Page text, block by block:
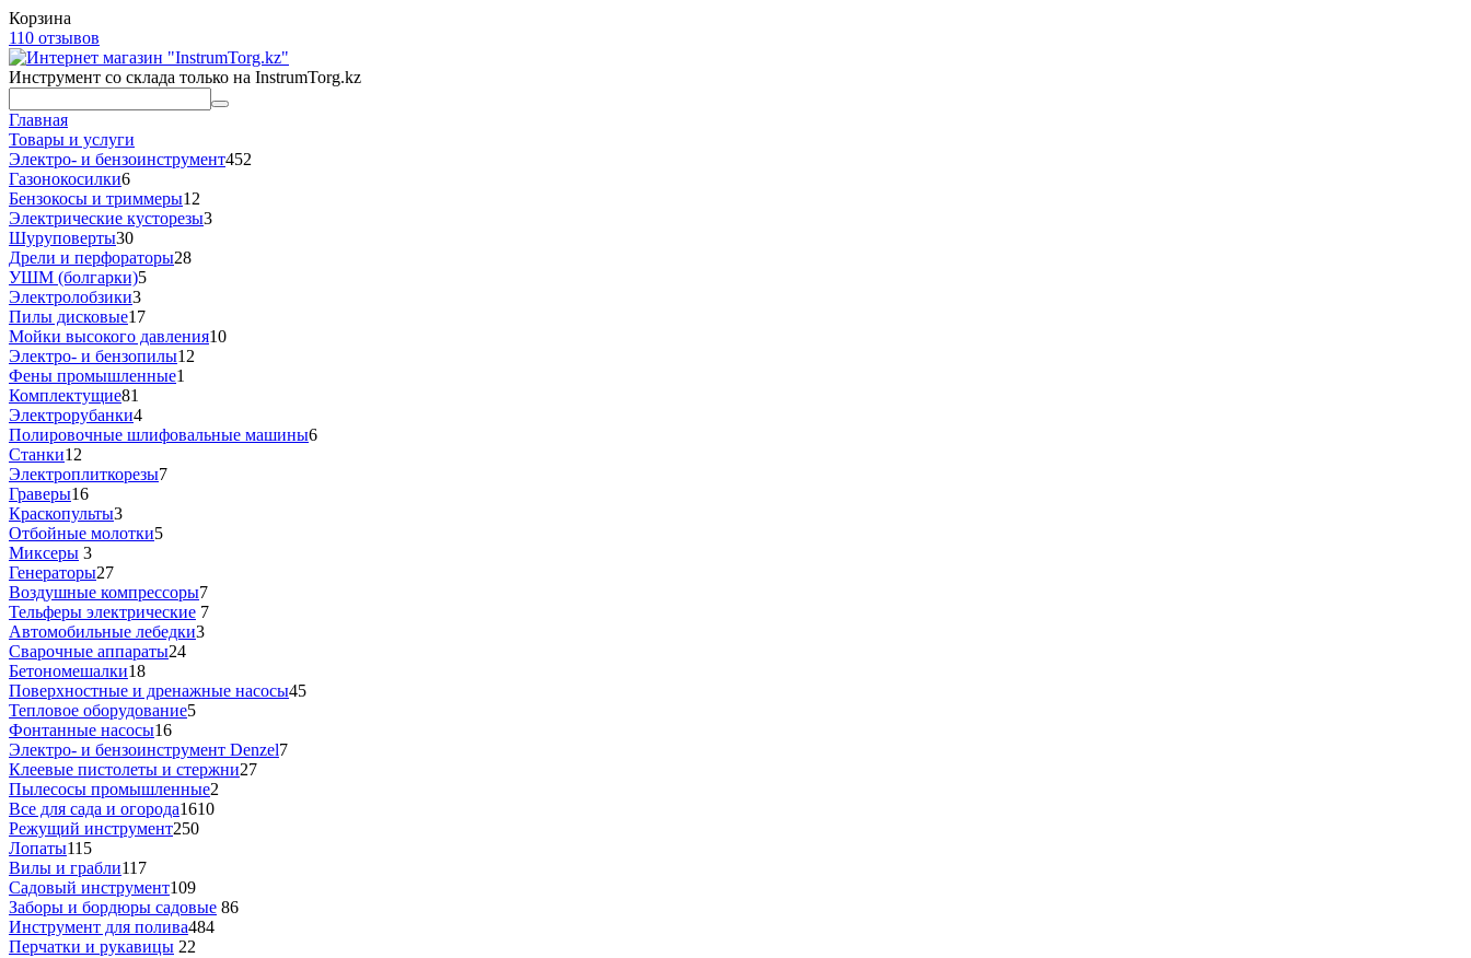
Корзина
110 отзывов
Инструмент со склада только на InstrumTorg.kz
Главная
Товары и услуги
Электро- и бензоинструмент452
Газонокосилки6
Бензокосы и триммеры12
Электрические кусторезы3
Шуруповерты30
Дрели и перфораторы28
УШМ (болгарки)5
Электролобзики3
Пилы дисковые17
Мойки высокого давления10
Электро- и бензопилы12
Фены промышленные1
Комплектущие81
Электрорубанки4
Полировочные шлифовальные машины6
Станки12
Электроплиткорезы7
Граверы16
Краскопульты3
Отбойные молотки5
Миксеры 3
Генераторы27
Воздушные компрессоры7
Тельферы электрические 7
Автомобильные лебедки3
Сварочные аппараты24
Бетономешалки18
Поверхностные и дренажные насосы45
Тепловое оборудование5
Фонтанные насосы16
Электро- и бензоинструмент Denzel7
Клеевые пистолеты и стержни27
Пылесосы промышленные2
Все для сада и огорода1610
Режущий инструмент250
Лопаты115
Вилы и грабли117
Садовый инструмент109
Заборы и бордюры садовые 86
Инструмент для полива484
Перчатки и рукавицы 22